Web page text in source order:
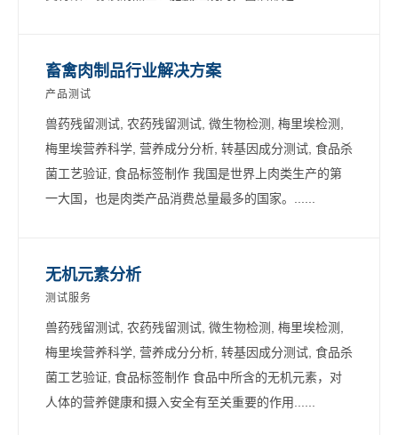
畜禽肉制品行业解决方案
产品测试
兽药残留测试, 农药残留测试, 微生物检测, 梅里埃检测,
梅里埃营养科学, 营养成分分析, 转基因成分测试, 食品杀
菌工艺验证, 食品标签制作 我国是世界上肉类生产的第
一大国，也是肉类产品消费总量最多的国家。......
无机元素分析
测试服务
兽药残留测试, 农药残留测试, 微生物检测, 梅里埃检测,
梅里埃营养科学, 营养成分分析, 转基因成分测试, 食品杀
菌工艺验证, 食品标签制作 食品中所含的无机元素，对
人体的营养健康和摄入安全有至关重要的作用......